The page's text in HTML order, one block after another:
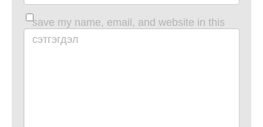
save my name, email, and website in this
browser for the next time i comment.
сэтгэгдэл